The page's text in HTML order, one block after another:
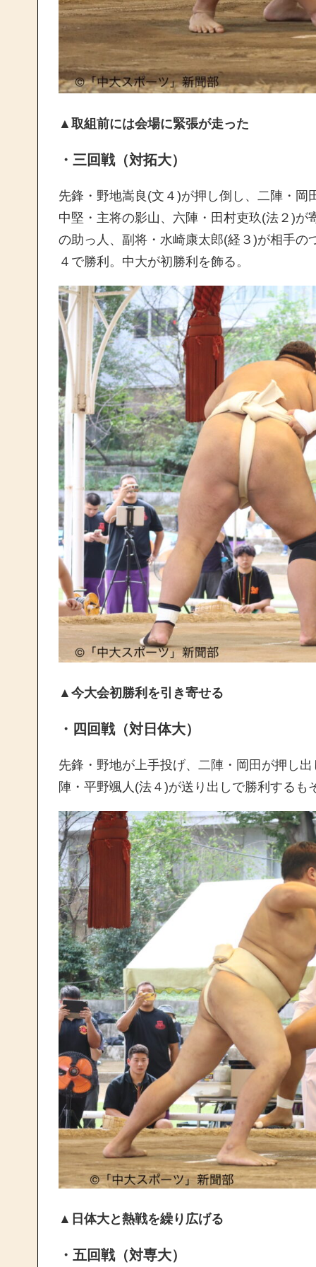
▲取組前には会場に緊張が走った
・三回戦（対拓大）
先鋒・野地嵩良(文４)が押し倒し、二陣・
中堅・主将の影山、六陣・田村吏玖(法２)
の助っ人、副将・水崎康太郎(経３)が相手
４で勝利。中大が初勝利を飾る。
▲今大会初勝利を引き寄せる
・四回戦（対日体大）
先鋒・野地が上手投げ、二陣・岡田が押し
陣・平野颯人(法４)が送り出しで勝利する
▲日体大と熱戦を繰り広げる
・五回戦（対専大）